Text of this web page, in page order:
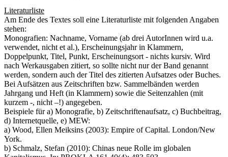
Literaturliste
Am Ende des Textes soll eine Literaturliste mit folgenden Angaben
stehen:
Monografien: Nachname, Vorname (ab drei AutorInnen wird u.a.
verwendet, nicht et al.), Erscheinungsjahr in Klammern,
Doppelpunkt, Titel, Punkt, Erscheinungsort - nichts kursiv. Wird
nach Werkausgaben zitiert, so sollte nicht nur der Band genannt
werden, sondern auch der Titel des zitierten Aufsatzes oder Buches.
Bei Aufsätzen aus Zeitschriften bzw. Sammelbänden werden
Jahrgang und Heft (in Klammern) sowie die Seitenzahlen (mit
kurzem -, nicht –!) angegeben.
Beispiele für a) Monografie, b) Zeitschriftenaufsatz, c) Buchbeitrag,
d) Internetquelle, e) MEW:
a) Wood, Ellen Meiksins (2003): Empire of Capital. London/New
York.
b) Schmalz, Stefan (2010): Chinas neue Rolle im globalen